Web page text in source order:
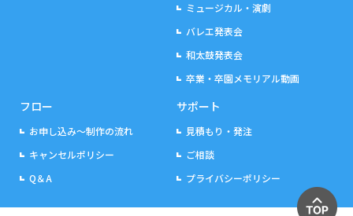
ミュージカル・演劇
バレエ発表会
和太鼓発表会
卒業・卒園メモリアル動画
フロー
お申し込み～制作の流れ
キャンセルポリシー
Q＆A
サポート
見積もり・発注
ご相談
プライバシーポリシー